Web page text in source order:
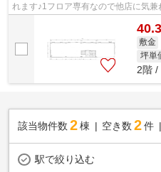
れます♪1フロア専有なので他店に気
敷金
坪単
2階 /
該当物件数 2棟 空き数 2 件
駅で絞り込む